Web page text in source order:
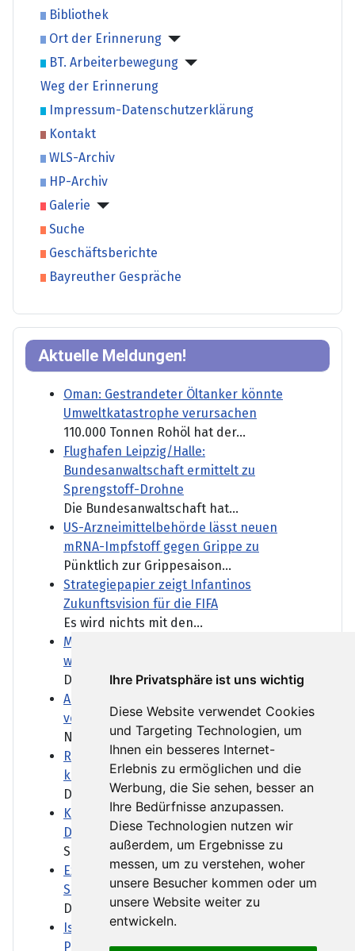
Ihre Privatsphäre ist uns wichtig
Diese Website verwendet Cookies
und Targeting Technologien, um
Ihnen ein besseres Internet-
Erlebnis zu ermöglichen und die
Werbung, die Sie sehen, besser an
Ihre Bedürfnisse anzupassen.
Diese Technologien nutzen wir
außerdem, um Ergebnisse zu
messen, um zu verstehen, woher
unsere Besucher kommen oder um
unsere Website weiter zu
entwickeln.
Bibliothek
Ort der Erinnerung
BT. Arbeiterbewegung
Weg der Erinnerung
Impressum-Datenschutzerklärung
Kontakt
WLS-Archiv
HP-Archiv
Galerie
Suche
Geschäftsberichte
Bayreuther Gespräche
Aktuelle Meldungen!
Oman: Gestrandeter Öltanker könnte
Umweltkatastrophe verursachen
110.000 Tonnen Rohöl hat der...
Flughafen Leipzig/Halle:
Bundesanwaltschaft ermittelt zu
Sprengstoff-Drohne
Die Bundesanwaltschaft hat...
US-Arzneimittelbehörde lässt neuen
mRNA-Impfstoff gegen Grippe zu
Pünktlich zur Grippesaison...
Strategiepapier zeigt Infantinos
Zukunftsvision für die FIFA
Es wird nichts mit den...
Marktbericht: Zahlenflut lässt Anleger
weitestgehend kalt
Der DAX konnte heute trotz...
ARD-DeutschlandTrend: AfD legt zu, Union
verliert weiter
Nach der Kabinettsumbildung...
Reform des Gewaltschutzgesetzes: Was
können Fußfesseln leisten?
Der Anschlag auf den CSD in...
Keine Infos zum Netzwerk des Abdul B.:
Das Schweigen des BND
Schon vor dem Anschlag waren...
Extrem-Niedrigwasser: Bilger will
Sonntagsfahrverbot für Lkw lockern
Das Extrem-Niedrigwasser...
Israel klagt Siedler wegen Tötung eines
Palästinensers an